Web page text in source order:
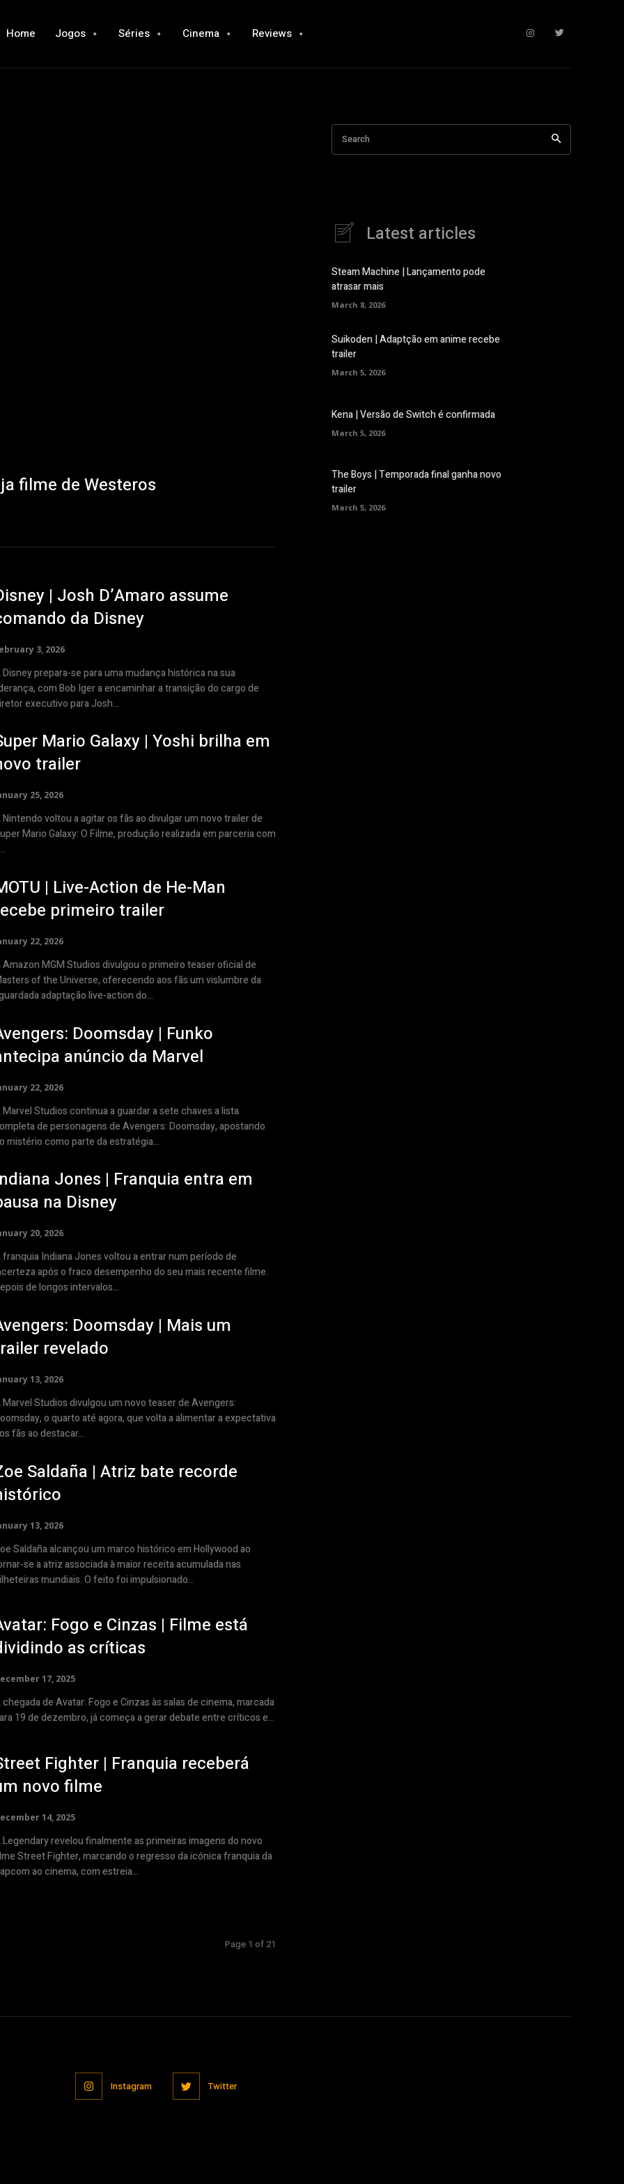
Home Jogos Séries Cinema Reviews
Search
filme de Westeros
| Josh D’Amaro assume
da Disney
3, 2026
Disney prepara-se para uma mudança histórica na sua
com Bob Iger a encaminhar a transição do cargo de
executivo para Josh...
Mario Galaxy | Yoshi brilha em
trailer
25, 2026
Nintendo voltou a agitar os fãs ao divulgar um novo trailer de
Mario Galaxy: O Filme, produção realizada em parceria com
| Live-Action de He-Man
primeiro trailer
22, 2026
Amazon MGM Studios divulgou o primeiro teaser oficial de
of the Universe, oferecendo aos fãs um vislumbre da
adaptação live-action do...
Doomsday | Funko
anúncio da Marvel
22, 2026
Marvel Studios continua a guardar a sete chaves a lista
de personagens de Avengers: Doomsday, apostando
mistério como parte da estratégia...
Jones | Franquia entra em
na Disney
20, 2026
franquia Indiana Jones voltou a entrar num período de
após o fraco desempenho do seu mais recente filme.
de longos intervalos...
Doomsday | Mais um
revelado
13, 2026
Marvel Studios divulgou um novo teaser de Avengers:
o quarto até agora, que volta a alimentar a expectativa
fãs ao destacar...
Saldaña | Atriz bate recorde
13, 2026
Saldaña alcançou um marco histórico em Hollywood ao
se a atriz associada à maior receita acumulada nas
mundiais. O feito foi impulsionado...
Fogo e Cinzas | Filme está
as críticas
17, 2025
chegada de Avatar: Fogo e Cinzas às salas de cinema, marcada
19 de dezembro, já começa a gerar debate entre críticos e...
Fighter | Franquia receberá
novo filme
14, 2025
Legendary revelou finalmente as primeiras imagens do novo
Street Fighter, marcando o regresso da icónica franquia da
ao cinema, com estreia...
Page 1 of 21
Latest articles
Steam Machine | Lançamento pode
atrasar mais
March 8, 2026
Suikoden | Adaptção em anime recebe
trailer
March 5, 2026
Kena | Versão de Switch é confirmada
March 5, 2026
The Boys | Temporada final ganha novo
trailer
March 5, 2026
Instagram Twitter